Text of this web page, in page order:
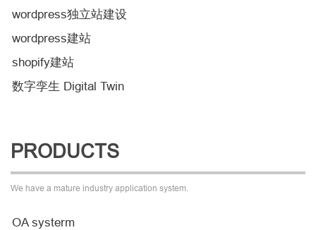
wordpress独立站建设
wordpress建站
shopify建站
数字孪生 Digital Twin
PRODUCTS
We have a mature industry application system.
OA systerm